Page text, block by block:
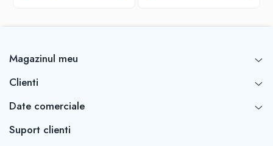
Magazinul meu
Clienti
Date comerciale
Suport clienti